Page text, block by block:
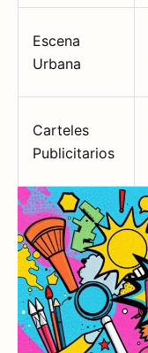
Escena
Urbana
Carteles
Publicitarios